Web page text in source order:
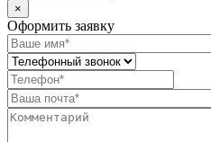
×
Оформить заявку